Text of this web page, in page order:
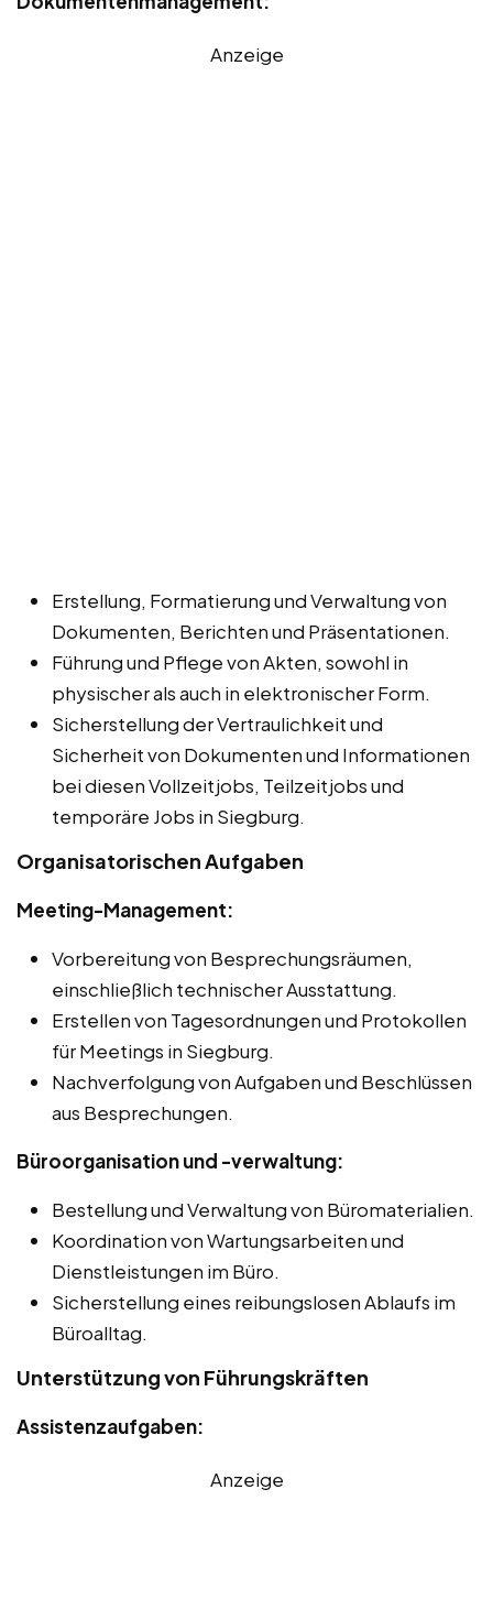
Anzeige
Erstellung, Formatierung und Verwaltung von
Dokumenten, Berichten und Präsentationen.
Führung und Pflege von Akten, sowohl in
physischer als auch in elektronischer Form.
Sicherstellung der Vertraulichkeit und
Sicherheit von Dokumenten und Informationen
bei diesen Vollzeitjobs, Teilzeitjobs und
temporäre Jobs in Siegburg.
Organisatorischen Aufgaben
Meeting-Management:
Vorbereitung von Besprechungsräumen,
einschließlich technischer Ausstattung.
Erstellen von Tagesordnungen und Protokollen
für Meetings in Siegburg.
Nachverfolgung von Aufgaben und Beschlüssen
aus Besprechungen.
Büroorganisation und -verwaltung:
Bestellung und Verwaltung von Büromaterialien.
Koordination von Wartungsarbeiten und
Dienstleistungen im Büro.
Sicherstellung eines reibungslosen Ablaufs im
Büroalltag.
Unterstützung von Führungskräften
Assistenzaufgaben:
Anzeige